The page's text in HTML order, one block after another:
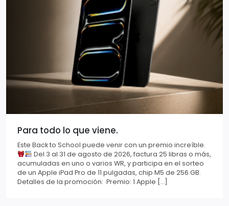
Para todo lo que viene.
Este Back to School puede venir con un premio increíble.
Del 3 al 31 de agosto de 2026, factura 25 libras o más,
acumuladas en uno o varios WR, y participa en el sorteo
de un Apple iPad Pro de 11 pulgadas, chip M5 de 256 GB.
Detalles de la promoción: Premio: 1 Apple […]